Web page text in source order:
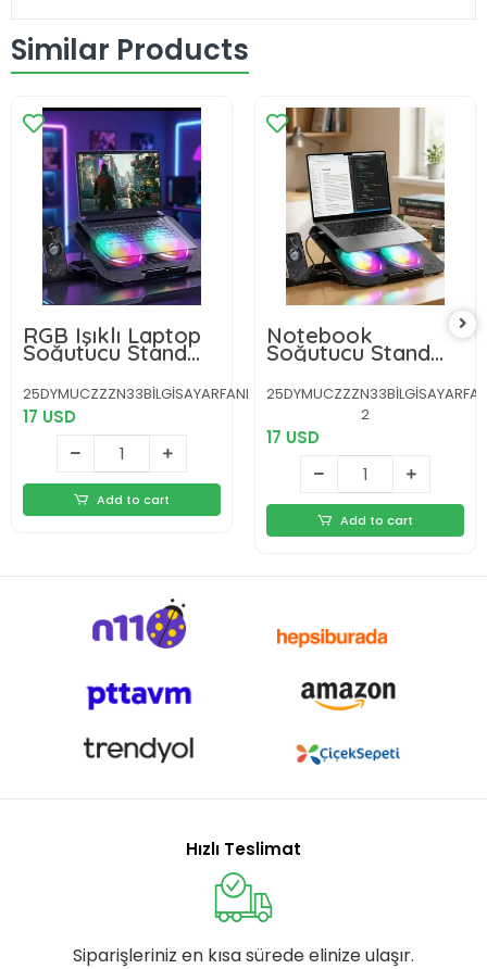
Similar Products
RGB Işıklı Laptop
Soğutucu Stand
Çift Fanlı Sessiz
Çalışan
Ayarlanabilir
25DYMUCZZZN33BİLGİSAYARFANI
17 USD
Add to cart
Notebook
Soğutucu Stand
RGB Aydınlatmalı
İki Fanlı Laptop
Altlığı
2
17 USD
Add to cart
Hızlı Teslimat
Siparişleriniz en kısa sürede elinize ulaşır.